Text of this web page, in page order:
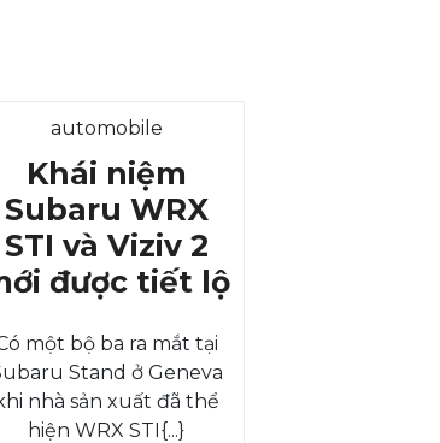
automobileCategory
Khái niệm
Subaru WRX
STI và Viziv 2
được tiết lộKhái
một bộ ba ra mắt tại
Stand ở Geneva
nhà sản xuất đã thể
hiện WRX STI{...}